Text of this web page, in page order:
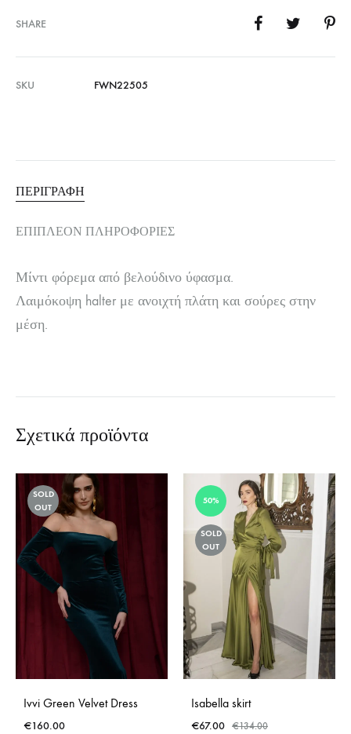
SHARE
SKU FWN22505
ΠΕΡΙΓΡΑΦΉ
ΕΠΙΠΛΈΟΝ ΠΛΗΡΟΦΟΡΊΕΣ
Μίντι φόρεμα από βελούδινο ύφασμα.
Λαιμόκοψη halter με ανοιχτή πλάτη και σούρες στην
μέση.
Σχετικά προϊόντα
SOLD
OUT
Ivvi Green Velvet Dress
€160.00
50%
SOLD
OUT
Isabella skirt
€67.00 €134.00